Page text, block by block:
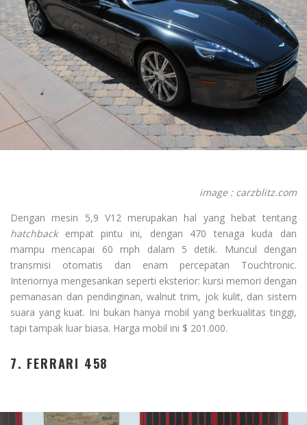
image : carzblitz.com
Dengan mesin 5,9 V12 merupakan hal yang hebat tentang
hatchbackempat pintu ini, dengan 470 tenaga kuda dan
mampu mencapai 60 mph dalam 5 detik. Muncul dengan
transmisi otomatis dan enam percepatan Touchtronic.
Interiornya mengesankan seperti eksterior: kursi memori dengan
pemanasan dan pendinginan, walnut trim, jok kulit, dan sistem
suara yang kuat. Ini bukan hanya mobil yang berkualitas tinggi,
tapi tampak luar biasa. Harga mobil ini $ 201.000.
7. FERRARI 458